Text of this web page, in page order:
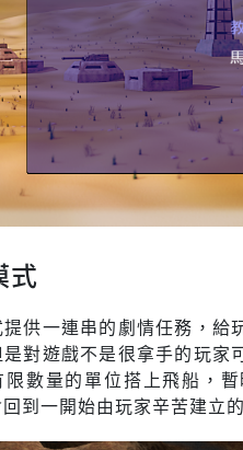
式
供一連串的劇情任務，給
對遊戲不是很拿手的玩
限數量的單位搭上飛船，
到一開始由玩家辛苦建立